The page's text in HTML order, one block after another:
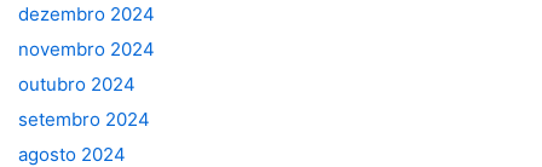
dezembro 2024
novembro 2024
outubro 2024
setembro 2024
agosto 2024